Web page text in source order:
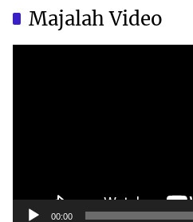
Majalah Video
00:00